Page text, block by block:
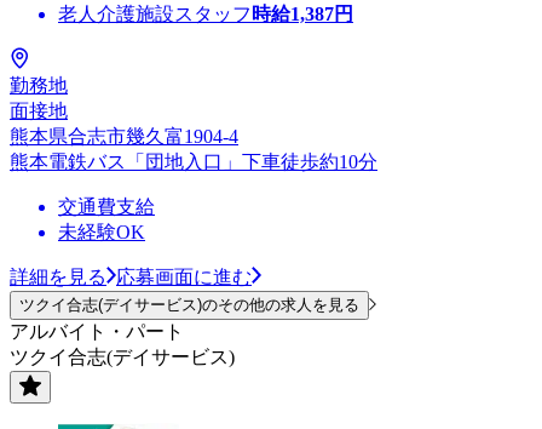
老人介護施設スタッフ 時給1,387円
勤務地
面接地
熊本県合志市幾久富1904-4
熊本電鉄バス「団地入口」下車徒歩約10分
交通費支給
未経験OK
詳細を見る 応募画面に進む
ツクイ合志(デイサービス)のその他の求人を見る
アルバイト・パート
ツクイ合志(デイサービス)